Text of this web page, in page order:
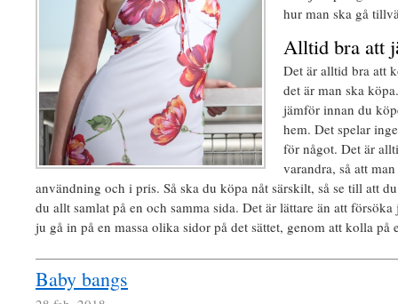
hur man ska gå
Alltid bra att
Det är alltid bra att
det är man ska
jämför innan du
hem. Det spelar
för något. Det är
varandra, så att
användning och i pris. Så ska du köpa nåt särskilt, så se till att
du allt samlat på en och samma sida. Det är lättare än att
ju gå in på en massa olika sidor på det sättet, genom att kolla på
Baby bangs